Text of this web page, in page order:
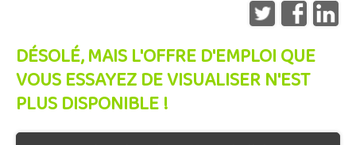
DÉSOLÉ, MAIS L'OFFRE D'EMPLOI QUE
VOUS ESSAYEZ DE VISUALISER N'EST
PLUS DISPONIBLE !